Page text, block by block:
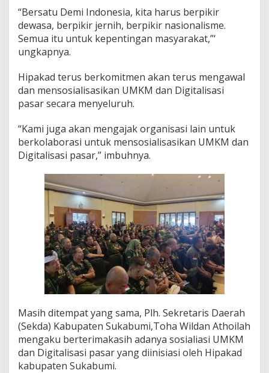
p
a
t
u
k
a
m
i
“Bersatu Demi Indonesia, kita harus berpikir
dewasa, berpikir jernih, berpikir nasionalisme.
Semua itu untuk kepentingan masyarakat,”‘
ungkapnya.
Hipakad terus berkomitmen akan terus mengawal
dan mensosialisasikan UMKM dan Digitalisasi
pasar secara menyeluruh.
“Kami juga akan mengajak organisasi lain untuk
berkolaborasi untuk mensosialisasikan UMKM dan
Digitalisasi pasar,” imbuhnya.
Masih ditempat yang sama, Plh. Sekretaris Daerah
(Sekda) Kabupaten Sukabumi,Toha Wildan Athoilah
mengaku berterimakasih adanya sosialiasi UMKM
dan Digitalisasi pasar yang diinisiasi oleh Hipakad
kabupaten Sukabumi.